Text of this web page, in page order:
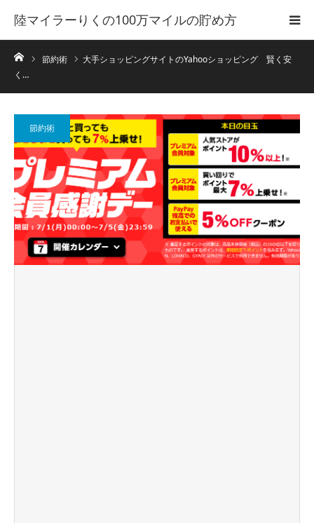
陸マイラーりくの100万マイルの貯め方
ホーム節約術
大手ショッピングサイトのYahooショッピング 賢く安
く…
節約術